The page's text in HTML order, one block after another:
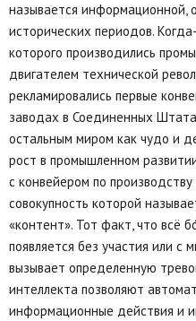
называется информационной,
исторических периодов.
которого производились
двигателем технической
рекламировались первые
заводах в Соединенных
остальным миром как чудо и
рост в промышленном
с конвейером по
совокупность которой
«контент». Тот факт, что всё
появляется без участия или с
вызывает определенную
интеллекта позволяют
информационные действия и